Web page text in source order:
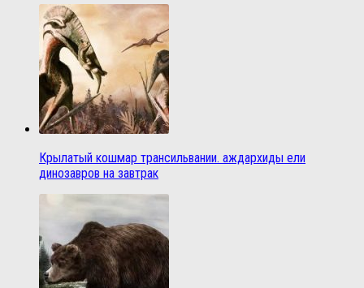
Крылатый кошмар трансильвании. аждархиды ели
динозавров на завтрак